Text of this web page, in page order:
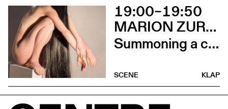
19:00–19:50
MARION ZURBACH
Summoning a chorus of vilaines
KLAP
SCENE